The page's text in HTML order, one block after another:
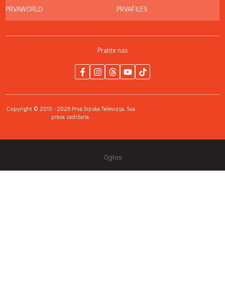
PRVAWORLD PRVAFILES
Pratite nas
Copyright © 2010 - 2026 Prva Srpska Televizija. Sva
prava zadržana.